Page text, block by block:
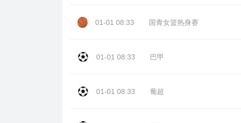
01-01 08:33 国青女篮热身赛
01-01 08:33 巴甲
01-01 08:33 葡超